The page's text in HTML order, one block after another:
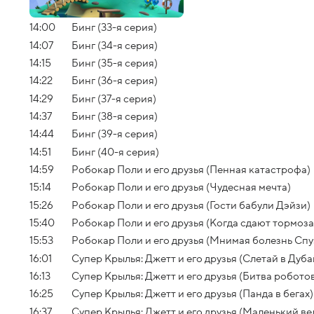
14:00
Бинг (33-я серия)
14:07
Бинг (34-я серия)
14:15
Бинг (35-я серия)
14:22
Бинг (36-я серия)
14:29
Бинг (37-я серия)
14:37
Бинг (38-я серия)
14:44
Бинг (39-я серия)
14:51
Бинг (40-я серия)
14:59
Робокар Поли и его друзья (Пенная катастрофа)
15:14
Робокар Поли и его друзья (Чудесная мечта)
15:26
Робокар Поли и его друзья (Гости бабули Дэйзи)
15:40
Робокар Поли и его друзья (Когда сдают
15:53
Робокар Поли и его друзья (Мнимая болезнь
16:01
Супер Крылья: Джетт и его друзья (Слетай в
16:13
Супер Крылья: Джетт и его друзья (Битва
16:25
Супер Крылья: Джетт и его друзья (Панда в бегах)
16:37
Супер Крылья: Джетт и его друзья (Маленький